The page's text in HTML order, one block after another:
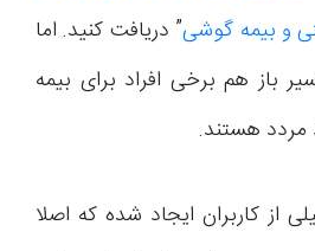
و بیمه گوشی” دریافت کنید. اما
باز هم برخی افراد برای بیمه
هستند.
از کاربران ایجاد شده که اصلا